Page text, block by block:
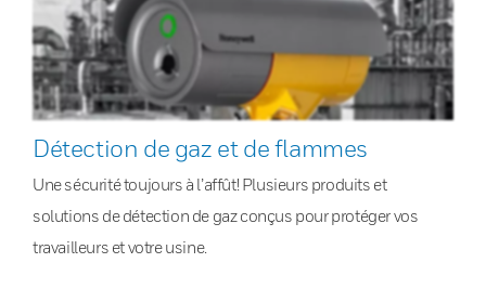
Détection de gaz et de flammes
Une sécurité toujours à l’affût! Plusieurs produits et
solutions de détection de gaz conçus pour protéger vos
travailleurs et votre usine.